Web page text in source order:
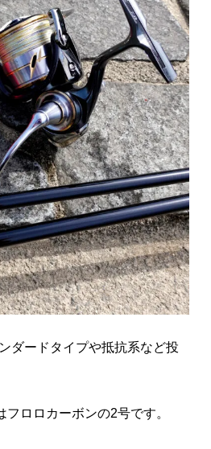
ダードタイプや抵抗系など投
ロロカーボンの2号です。